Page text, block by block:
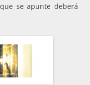
se apunte deberá